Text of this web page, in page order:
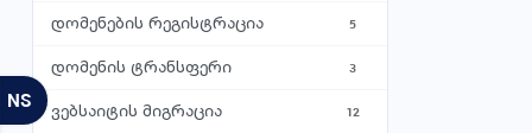
დომენების რეგისტრაცია 5
დომენის ტრანსფერი 3
ვებსაიტის მიგრაცია 12
NS